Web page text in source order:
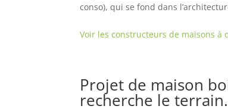
conso), qui se fond dans
Voir les constructeurs de maisons à
Projet de maison
recherche le